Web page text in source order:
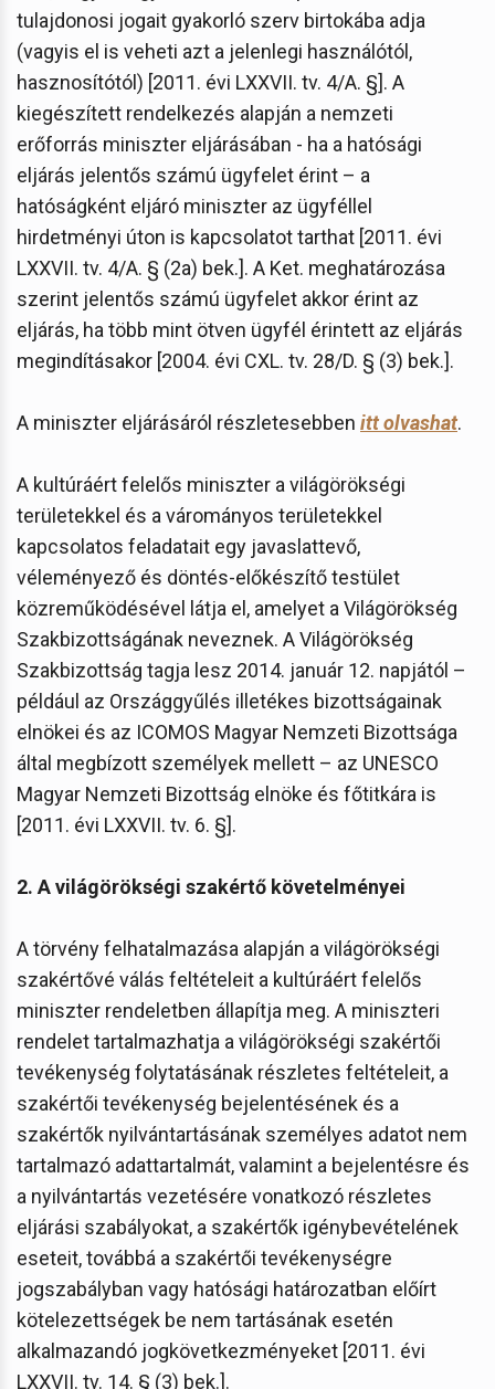
tulajdonosi jogait gyakorló szerv birtokába adja
(vagyis el is veheti azt a jelenlegi használótól,
hasznosítótól) [2011. évi LXXVII. tv. 4/A. §]. A
kiegészített rendelkezés alapján a nemzeti
erőforrás miniszter eljárásában - ha a hatósági
eljárás jelentős számú ügyfelet érint – a
hatóságként eljáró miniszter az ügyféllel
hirdetményi úton is kapcsolatot tarthat [2011. évi
LXXVII. tv. 4/A. § (2a) bek.]. A Ket. meghatározása
szerint jelentős számú ügyfelet akkor érint az
eljárás, ha több mint ötven ügyfél érintett az eljárás
megindításakor [2004. évi CXL. tv. 28/D. § (3) bek.].
A miniszter eljárásáról részletesebben itt olvashat.
A kultúráért felelős miniszter a világörökségi
területekkel és a várományos területekkel
kapcsolatos feladatait egy javaslattevő,
véleményező és döntés-előkészítő testület
közreműködésével látja el, amelyet a Világörökség
Szakbizottságának neveznek. A Világörökség
Szakbizottság tagja lesz 2014. január 12. napjától –
például az Országgyűlés illetékes bizottságainak
elnökei és az ICOMOS Magyar Nemzeti Bizottsága
által megbízott személyek mellett – az UNESCO
Magyar Nemzeti Bizottság elnöke és főtitkára is
[2011. évi LXXVII. tv. 6. §].
2. A világörökségi szakértő követelményei
A törvény felhatalmazása alapján a világörökségi
szakértővé válás feltételeit a kultúráért felelős
miniszter rendeletben állapítja meg. A miniszteri
rendelet tartalmazhatja a világörökségi szakértői
tevékenység folytatásának részletes feltételeit, a
szakértői tevékenység bejelentésének és a
szakértők nyilvántartásának személyes adatot nem
tartalmazó adattartalmát, valamint a bejelentésre és
a nyilvántartás vezetésére vonatkozó részletes
eljárási szabályokat, a szakértők igénybevételének
eseteit, továbbá a szakértői tevékenységre
jogszabályban vagy hatósági határozatban előírt
kötelezettségek be nem tartásának esetén
alkalmazandó jogkövetkezményeket [2011. évi
LXXVII. tv. 14. § (3) bek.].